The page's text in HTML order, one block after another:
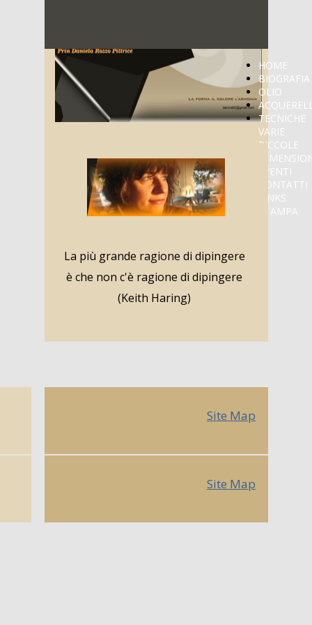
Site Map
HOME
BIOGRAFIA
OLIO
TECNICHE
VARIE
PICCOLE
EVENTI
CONTATTI
LINKS
STAMPA
La più grande ragione di dipingere
è che non c'è ragione di dipingere
(Keith Haring)
Site Map